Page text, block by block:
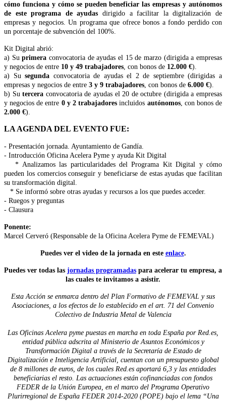
cómo funciona y cómo se pueden beneficiar las empresas y autónomos
de este programa de ayudas dirigido a facilitar la digitalización de
empresas y negocios. Un programa que ofrece bonos a fondo perdido con
un porcentaje de subvención del 100%.
Kit Digital abrió:
a) Suprimera convocatoria de ayudas el 15 de marzo (dirigida a empresas
y negocios de entre 10 y 49 trabajadores, con bonos de 12.000 €).
a) Susegunda convocatoria de ayudas el 2 de septiembre (dirigidas a
empresas y negocios de entre 3 y 9 trabajadores, con bonos de 6.000 €).
b) Sutercera convocatoria de ayudas el 20 de octubre (dirigida a empresas
y negocios de entre 0 y 2 trabajadores incluidos autónomos, con bonos de
2.000 €).
LA AGENDA DEL EVENTO FUE:
- Presentación jornada. Ayuntamiento de Gandía.
- Introducción Oficina Acelera Pyme y ayuda Kit Digital
* Analizamos las particularidades del Programa Kit Digital y cómo
pueden los comercios conseguir y beneficiarse de estas ayudas que facilitan
su transformación digital.
* Se informó sobre otras ayudas y recursos a los que puedes acceder.
- Ruegos y preguntas
- Clausura
Ponente:
Marcel Cerveró (Responsable de la Oficina Acelera Pyme de FEMEVAL)
Puedes ver el video de la jornada en este enlace.
Puedes ver todas las jornadas programadas para acelerar tu empresa, a
las cuales te invitamos a asistir.
Esta Acción se enmarca dentro del Plan Formativo de FEMEVAL y sus
Asociaciones, a los efectos de lo establecido en el art. 71 del Convenio
Colectivo de Industria Metal de Valencia
Las Oficinas Acelera pyme puestas en marcha en toda España por Red.es,
entidad pública adscrita al Ministerio de Asuntos Económicos y
Transformación Digital a través de la Secretaría de Estado de
Digitalización e Inteligencia Artificial, cuentan con un presupuesto global
de 8 millones de euros, de los cuales Red.es aportará 6,3 y las entidades
beneficiarias el resto. Las actuaciones están cofinanciadas con fondos
FEDER de la Unión Europea, en el marco del Programa Operativo
Plurirregional de España FEDER 2014-2020 (POPE) bajo el lema “Una